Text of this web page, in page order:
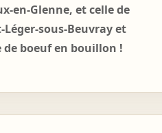
en-Glenne, et celle de
Léger-sous-Beuvray et
boeuf en bouillon !